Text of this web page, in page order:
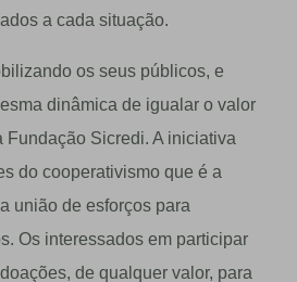
a cada situação.
os seus públicos, e
dinâmica de igualar o valor
Fundação Sicredi. A iniciativa
do cooperativismo que é a
união de esforços para
Os interessados em participar
de qualquer valor, para